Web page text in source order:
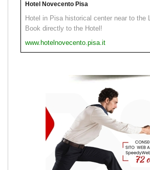
Hotel Novecento Pisa
Hotel in Pisa historical center near to the
Book directly to the Hotel!
www.hotelnovecento.pisa.it